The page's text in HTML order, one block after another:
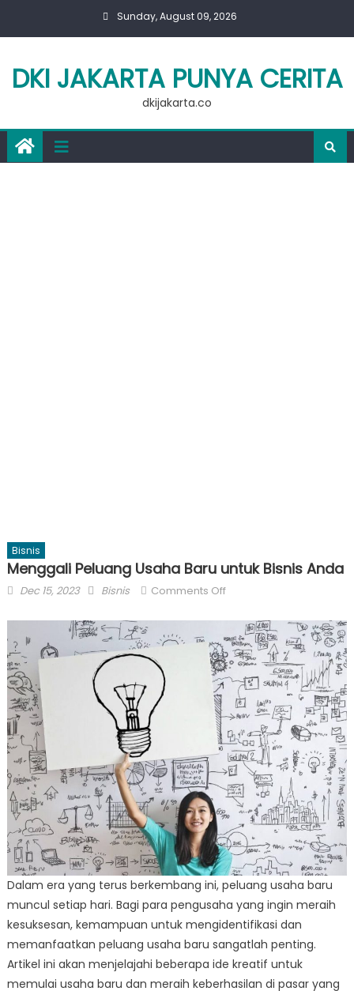
Sunday, August 09, 2026
DKI JAKARTA PUNYA CERITA
dkijakarta.co
Bisnis
Menggali Peluang Usaha Baru untuk Bisnis Anda
Posted
Dec 15, 2023 Author
Bisnis Comments Offon
Peluang
Usaha
Baru
untuk
Bisnis
Anda
Dalam era yang terus berkembang ini, peluang usaha baru
muncul setiap hari. Bagi para pengusaha yang ingin meraih
kesuksesan, kemampuan untuk mengidentifikasi dan
memanfaatkan peluang usaha baru sangatlah penting.
Artikel ini akan menjelajahi beberapa ide kreatif untuk
memulai usaha baru dan meraih keberhasilan di pasar yang